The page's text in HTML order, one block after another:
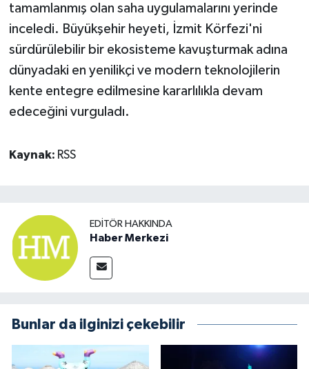
tamamlanmış olan saha uygulamalarını yerinde
inceledi. Büyükşehir heyeti, İzmit Körfezi'ni
sürdürülebilir bir ekosisteme kavuşturmak adına
dünyadaki en yenilikçi ve modern teknolojilerin
kente entegre edilmesine kararlılıkla devam
edeceğini vurguladı.
Kaynak: RSS
EDITÖR HAKKINDA
Haber Merkezi
Bunlar da ilginizi çekebilir